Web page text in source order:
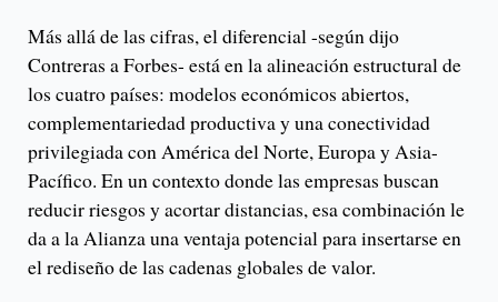
Más allá de las cifras, el diferencial -según dijo
Contreras a Forbes- está en la alineación estructural de
los cuatro países: modelos económicos abiertos,
complementariedad productiva y una conectividad
privilegiada con América del Norte, Europa y Asia-
Pacífico. En un contexto donde las empresas buscan
reducir riesgos y acortar distancias, esa combinación le
da a la Alianza una ventaja potencial para insertarse en
el rediseño de las cadenas globales de valor.